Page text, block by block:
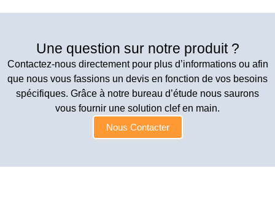
Une question sur notre produit ?
Contactez-nous directement pour plus d’informations ou afin
que nous vous fassions un devis en fonction de vos besoins
spécifiques. Grâce à notre bureau d’étude nous saurons
vous fournir une solution clef en main.
Nous Contacter